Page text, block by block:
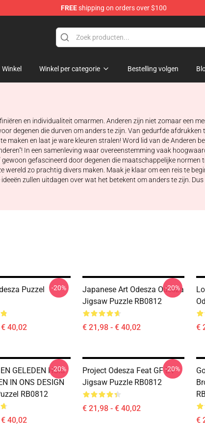
FREEshipping on orders over $100
Winkel Winkel per categorie Bestelling volgen
en individualiteit omarmen. Anderen zijn niet zomaar een
degenen die durven om anders te zijn. Van gedurfde
en laat je ware kleuren stralen! Word lid van de Anderen
In een samenleving waar overeenstemming vaak
gefascineerd door degenen die maatschappelijke
zo prachtig divers maken. Maak je klaar om een reis te
zullen uitdagen over wat het betekent om anders te zijn.
Puzzel
40,02
-20%
Japanese Art Odesza Odesza
Jigsaw Puzzle RB0812
€ 21,98 - € 40,02
-20%
€
GELEDEN HUIS
IN ONS DESIGN
RB0812
40,02
-20%
Project Odesza Feat GF BV
Jigsaw Puzzle RB0812
€ 21,98 - € 40,02
-20%
€